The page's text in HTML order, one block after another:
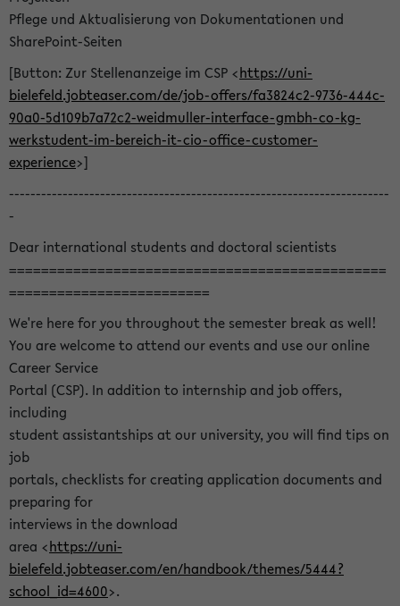
Pflege und Aktualisierung von Dokumentationen und
SharePoint-Seiten
[Button: Zur Stellenanzeige im CSP <https://uni-
bielefeld.jobteaser.com/de/job-offers/fa3824c2-9736-444c-
90a0-5d109b7a72c2-weidmuller-interface-gmbh-co-kg-
werkstudent-im-bereich-it-cio-office-customer-
experience>]
-----------------------------------------------------------------------
-
Dear international students and doctoral scientists
===============================================
=========================
We're here for you throughout the semester break as well!
You are welcome to attend our events and use our online
Career Service
Portal (CSP). In addition to internship and job offers,
including
student assistantships at our university, you will find tips on
job
portals, checklists for creating application documents and
preparing for
interviews in the download
area <https://uni-
bielefeld.jobteaser.com/en/handbook/themes/5444?
school_id=4600>.